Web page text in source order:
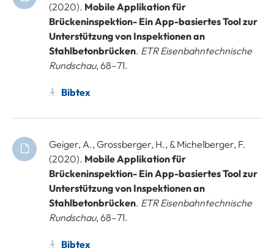
(2020). Mobile Applikation für
Brückeninspektion- Ein App-basiertes Tool zur
Unterstützung von Inspektionen an
Stahlbetonbrücken. ETR Eisenbahntechnische
Rundschau, 68–71.
Bibtex
Geiger, A., Grossberger, H., & Michelberger, F.
(2020). Mobile Applikation für
Brückeninspektion- Ein App-basiertes Tool zur
Unterstützung von Inspektionen an
Stahlbetonbrücken. ETR Eisenbahntechnische
Rundschau, 68–71.
Bibtex